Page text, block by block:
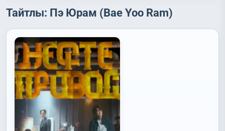
Тайтлы: Пэ Юрам (Bae Yoo Ram)